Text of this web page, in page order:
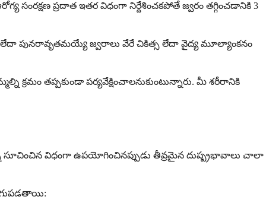
ప్రదాత ఇతర విధంగా నిర్దేశించకపోతే జ్వరం తగ్గించడానికి 3
లేదా పునరావృతమయ్యే జ్వరాలు వేరే చికిత్స లేదా వైద్య మూల్యాంకనం
తప్పకుండా పర్యవేక్షించాలనుకుంటున్నారు. మీ శరీరానికి
విధంగా ఉపయోగించినప్పుడు తీవ్రమైన దుష్ప్రభావాలు చాలా